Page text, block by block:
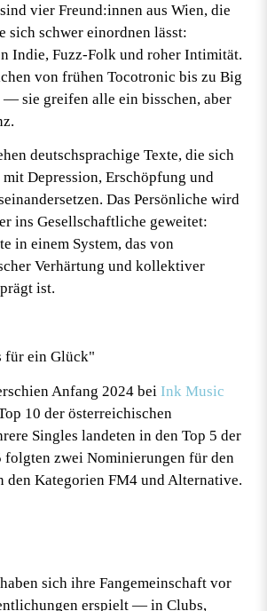
sind vier Freund:innen aus Wien, die
sich schwer einordnen lässt:
Indie, Fuzz-Folk und roher Intimität.
von frühen Tocotronic bis zu Big
sie greifen alle ein bisschen, aber
deutschsprachige Texte, die sich
Depression, Erschöpfung und
Das Persönliche wird
ins Gesellschaftliche geweitet:
in einem System, das von
Verhärtung und kollektiver
ist.
für ein Glück"
Anfang 2024 bei Ink Music
10 der österreichischen
Singles landeten in den Top 5 der
folgten zwei Nominierungen für den
den Kategorien FM4 und Alternative.
sich ihre Fangemeinschaft vor
erspielt — in Clubs,